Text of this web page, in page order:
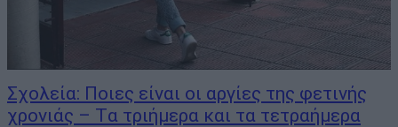
Σχολεία: Ποιες είναι οι αργίες της φετινής
χρονιάς – Tα τριήμερα και τα τετραήμερα